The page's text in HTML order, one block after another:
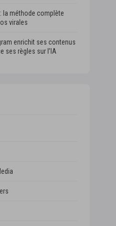
la méthode complète
virales
enrichit ses contenus
ses règles sur l’IA